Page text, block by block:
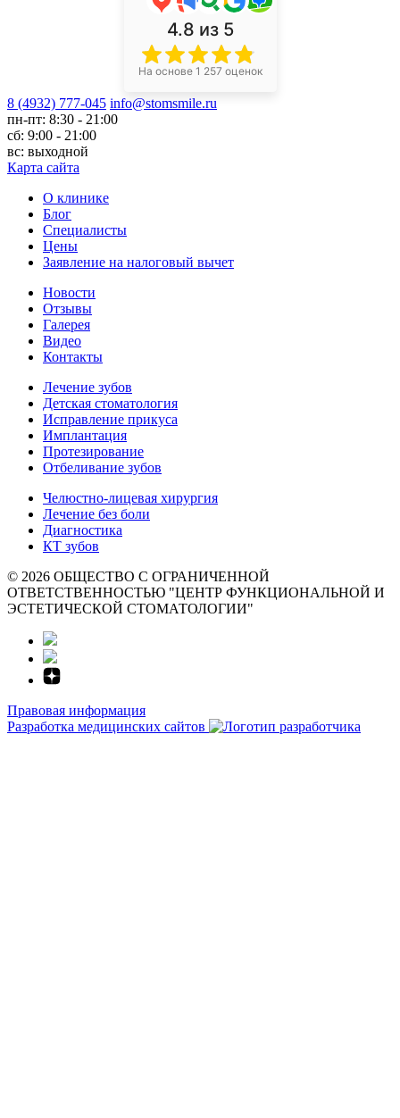
4.8 из 5
На основе 1 257 оценок
8 (4932) 777-045 info@stomsmile.ru
пн-пт: 8:30 - 21:00
сб: 9:00 - 21:00
вс: выходной
Карта сайта
О клинике
Блог
Специалисты
Цены
Заявление на налоговый вычет
Новости
Отзывы
Галерея
Видео
Контакты
Лечение зубов
Детская стоматология
Исправление прикуса
Имплантация
Протезирование
Отбеливание зубов
Челюстно-лицевая хирургия
Лечение без боли
Диагностика
КТ зубов
© 2026 ОБЩЕСТВО С ОГРАНИЧЕННОЙ
ОТВЕТСТВЕННОСТЬЮ "ЦЕНТР ФУНКЦИОНАЛЬНОЙ И
ЭСТЕТИЧЕСКОЙ СТОМАТОЛОГИИ"
Правовая информация
Разработка медицинских сайтов